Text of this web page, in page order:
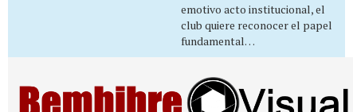
emotivo acto institucional, el
club quiere reconocer el papel
fundamental…